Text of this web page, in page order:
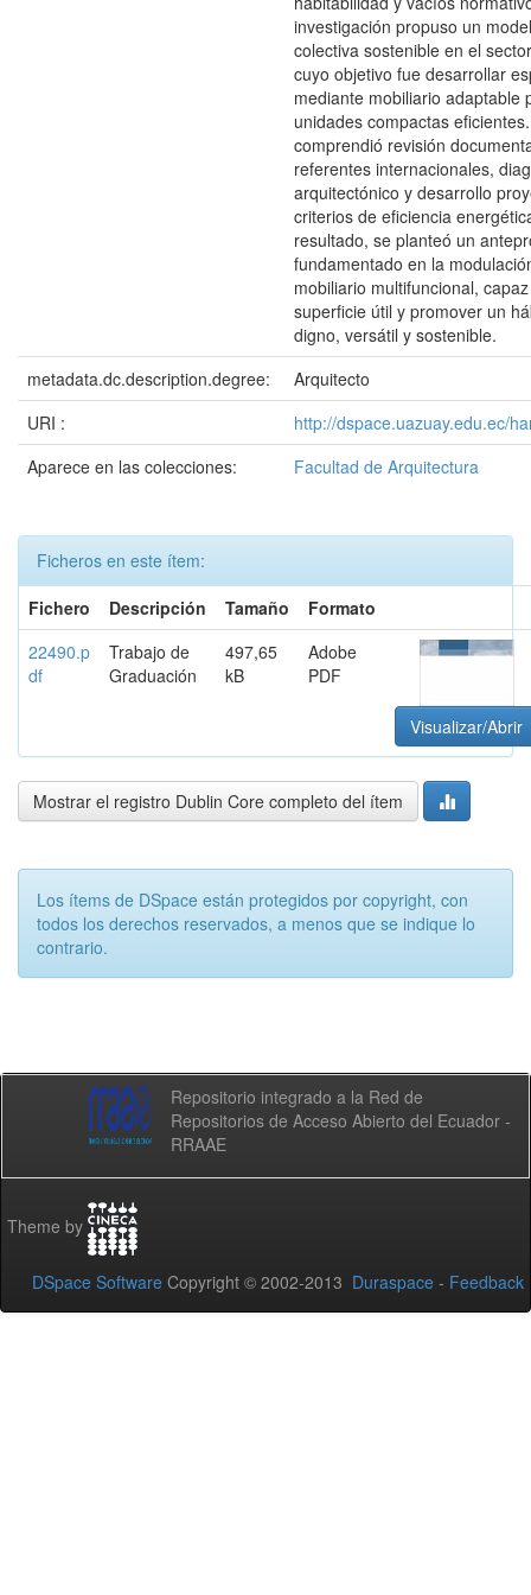
investigación propuso un
colectiva sostenible en el
cuyo objetivo fue desarrollar
mediante mobiliario adaptable
unidades compactas
comprendió revisión
referentes internacionales,
arquitectónico y desarrollo
criterios de eficiencia
resultado, se planteó un
fundamentado en la
mobiliario multifuncional,
superficie útil y promover un
digno, versátil y sostenible.
metadata.dc.description.degree:
Arquitecto
URI :
http://dspace.uazuay.edu.ec/
Aparece en las colecciones:
Facultad de Arquitectura
Ficheros en este ítem:
Fichero
Descripción Tamaño
Formato
22490.p
df
Trabajo de
Graduación
497,65
kB
Adobe
PDF
Visualizar/Abrir
Mostrar el registro Dublin Core completo del ítem
Los ítems de DSpace están protegidos por copyright, con
todos los derechos reservados, a menos que se indique lo
contrario.
Repositorio integrado a la Red de
Repositorios de Acceso Abierto del Ecuador -
RRAAE
Theme by
DSpace Software Copyright © 2002-2013 Duraspace - Feedback